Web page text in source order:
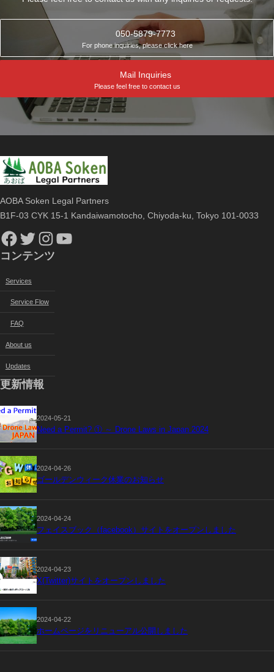
050-5879-7773
For phone inquiries, please click here
Mail Inquiries
Please feel free to contact us
AOBA Soken Legal Partners
B1F-03 CYK 15-1 Kandaiwamotocho, Chiyoda-ku, Tokyo 101-0033
Facebook Twitter Instagram YouTube
コンテンツ
Services
Service Flow
FAQ
About us
Updates
更新情報
2024-05-21
Need a Permit? ① ～ Drone Laws in Japan 2024
2024-04-26
ゴールデンウィーク休業のお知らせ
2024-04-24
フェイスブック（facebook）サイトをオープンしました
2024-04-23
X(Twitter)サイトをオープンしました
2024-04-22
ホームページをリニューアル公開しました